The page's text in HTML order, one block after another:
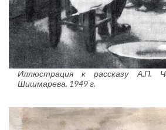
Иллюстрация к рассказу А.П.
Шишмарева. 1949 г.